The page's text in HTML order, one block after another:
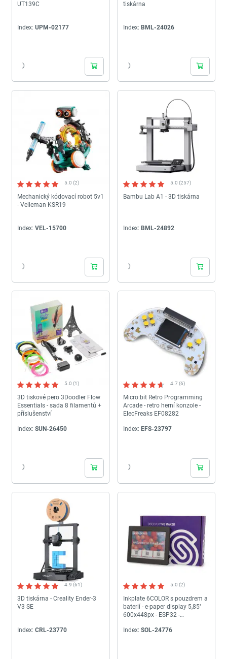
UT139C
Index: UPM-02177
tiskárna
Index: BML-24026
Mechanický kódovací robot 5v1
- Velleman KSR19
5.0 (2)
Index: VEL-15700
Bambu Lab A1 - 3D tiskárna
5.0 (257)
Index: BML-24892
3D tiskové pero 3Doodler Flow
Essentials - sada 8 filamentů +
příslušenství
5.0 (1)
Index: SUN-26450
Micro:bit Retro Programming
Arcade - retro herní konzole -
ElecFreaks EF08282
4.7 (6)
Index: EFS-23797
3D tiskárna - Creality Ender-3
V3 SE
4.9 (61)
Index: CRL-23770
Inkplate 6COLOR s pouzdrem a
baterií - e-paper display 5,85''
600x448px - ESP32 -
333231
5.0 (2)
Index: SOL-24776